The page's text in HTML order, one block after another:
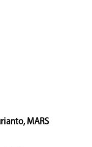
MARS